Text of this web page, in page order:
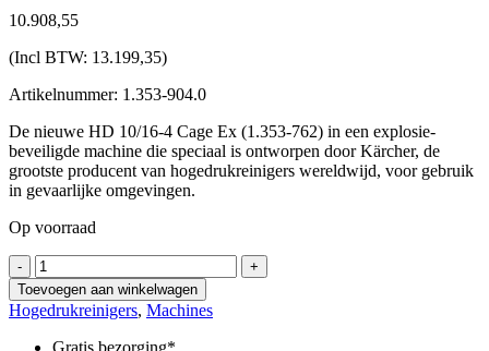
10.908,55
(Incl BTW: 13.199,35)
Artikelnummer: 1.353-904.0
De nieuwe HD 10/16-4 Cage Ex (1.353-762) in een explosie-
beveiligde machine die speciaal is ontworpen door Kärcher, de
grootste producent van hogedrukreinigers wereldwijd, voor gebruik
in gevaarlijke omgevingen.
Op voorraad
-
HD
10/16-
4
Cage
Ex
+
Toevoegen aan winkelwagen
Hogedrukreinigers, Machines
Gratis bezorging*